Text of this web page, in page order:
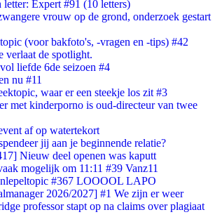
letter: Expert #91 (10 letters)
vrouw op de grond, onderzoek gestart
(voor bakfoto's, -vragen en -tips) #42
verlaat de spotlight.
liefde 6de seizoen #4
nu #11
waar er een steekje los zit #3
met kinderporno is oud-directeur van twee
af op watertekort
jij aan je beginnende relatie?
Nieuw deel openen was kaputt
mogelijk om 11:11 #39 Vanz11
#367 LOOOOL LAPO
2026/2027] #1 We zijn er weer
professor stapt op na claims over plagiaat